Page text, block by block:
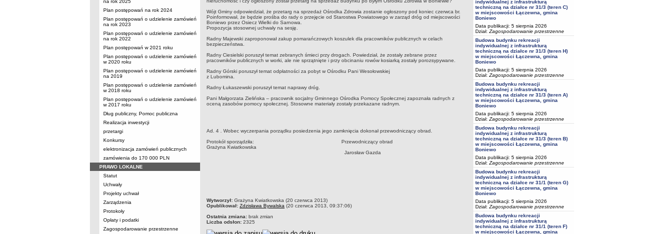
na rok 2025
Plan postępowań na rok 2024
Plan postępowań o udzielenie zamówień
na rok 2023
Plan postępowań o udzielenie zamówień
na rok 2022
Plan postępowań w 2021 roku
Plan postępowań o udzielenie zamówień
w 2020 roku
Plan postępowań o udzielenie zamówień
na 2019
Plan postępowań o udzielenie zamówień
w 2018 roku
Plan postępowań o udzielenie zamówień
w 2017 roku
Dług publiczny, Pomoc publiczna
Realizacja inwestycji
przetargi
Konkursy
elektronizacja zamówień publicznych
zamówienia do 170 000 PLN
PRAWO LOKALNE
Statut
Uchwały
Projekty uchwał
Zarządzenia
Protokoły
Opłaty i podatki
Zagospodarowanie przestrzenne
Wójt Gminy odpowiedział, że przetarg na sprzedaż Ośrodka Zdrowia zostanie ogłoszony pod koniec czerwca br.
Poinformował, że będzie prośba do rady o przejęcie od Starostwa Powiatowego w zarząd dróg od miejscowości
Boniewo przez Osiecz Wielki do Sarnowa.
Propozycja stosownej uchwały na sesję.
Radny Majewski zaproponował zakup pomarańczowych koszulek dla pracowników publicznych w celach
bezpieczeństwa.
Radny Ciesielski poruszył temat zebranych śmieci przy drogach. Powiedział, że zostały zebrane przez
pracowników publicznych w worki, ale nie sprzątnięte i przy obcinaniu rowów kosiarką zostały porozsypywane.
Radny Górski poruszył temat odpłatności za pobyt w Ośrodku Pani Wesołowskiej
z Lubomina.
Radny Łukaszewski poruszył temat naprawy dróg.
Pani Małgorzata Zielińska – pracownik socjalny Gminnego Ośrodka Pomocy Społecznej zapoznała radnych z
oceną zasobów pomocy społecznej. Stosowne materiały zostały przekazane radnym.
Ad. 4 . Wobec wyczerpania porządku posiedzenia jego zamknięcia dokonał przewodniczący obrad.
Protokół sporządziła: Przewodniczący obrad
Grażyna Kwiatkowska
Jarosław Gazda
metryczka
Wytworzył: Grażyna Kwiatkowska (20 czerwca 2013)
Opublikował: Zdzisława Bywalska (20 czerwca 2013, 09:37:06)
Ostatnia zmiana: brak zmian
Liczba odsłon: 2325
indywidualnej z infrastrukturą
techniczną na działce nr 31/3 (teren C)
w miejscowości Łączewna, gmina
Boniewo
Data publikacji: 5 sierpnia 2026
Dział: Zagospodarowanie przestrzenne
Budowa budynku rekreacji
indywidualnej z infrastrukturą
techniczną na działce nr 31/3 (teren H)
w miejscowości Łączewna, gmina
Boniewo
Data publikacji: 5 sierpnia 2026
Dział: Zagospodarowanie przestrzenne
Budowa budynku rekreacji
indywidualnej z infrastrukturą
techniczną na działce nr 31/3 (teren A)
w miejscowości Łączewna, gmina
Boniewo
Data publikacji: 5 sierpnia 2026
Dział: Zagospodarowanie przestrzenne
Budowa budynku rekreacji
indywidualnej z infrastrukturą
techniczną na działce nr 31/3 (teren B)
w miejscowości Łączewna, gmina
Boniewo
Data publikacji: 5 sierpnia 2026
Dział: Zagospodarowanie przestrzenne
Budowa budynku rekreacji
indywidualnej z infrastrukturą
techniczną na działce nr 31/1 (teren G)
w miejscowości Łączewna, gmina
Boniewo
Data publikacji: 5 sierpnia 2026
Dział: Zagospodarowanie przestrzenne
Budowa budynku rekreacji
indywidualnej z infrastrukturą
techniczną na działce nr 31/1 (teren F)
w miejscowości Łączewna, gmina